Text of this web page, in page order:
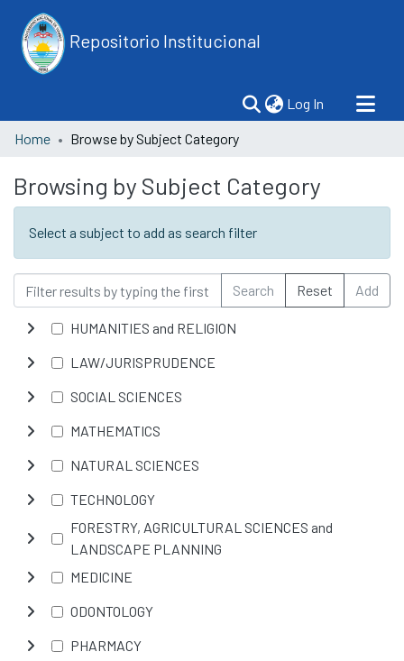
Repositorio Institucional
Log In (current)
Home Browse by Subject Category
Browsing by Subject Category
Select a subject to add as search filter
Search Reset Add
HUMANITIES and RELIGION
LAW/JURISPRUDENCE
SOCIAL SCIENCES
MATHEMATICS
NATURAL SCIENCES
TECHNOLOGY
FORESTRY, AGRICULTURAL SCIENCES and
LANDSCAPE PLANNING
MEDICINE
ODONTOLOGY
PHARMACY